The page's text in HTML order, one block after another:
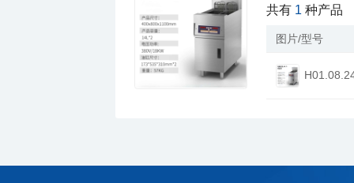
共有 1 种产品
图片/型号